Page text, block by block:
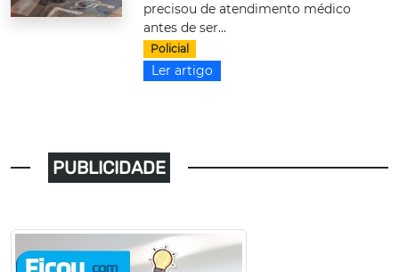
precisou de atendimento médico
antes de ser...
Policial
Ler artigo
PUBLICIDADE